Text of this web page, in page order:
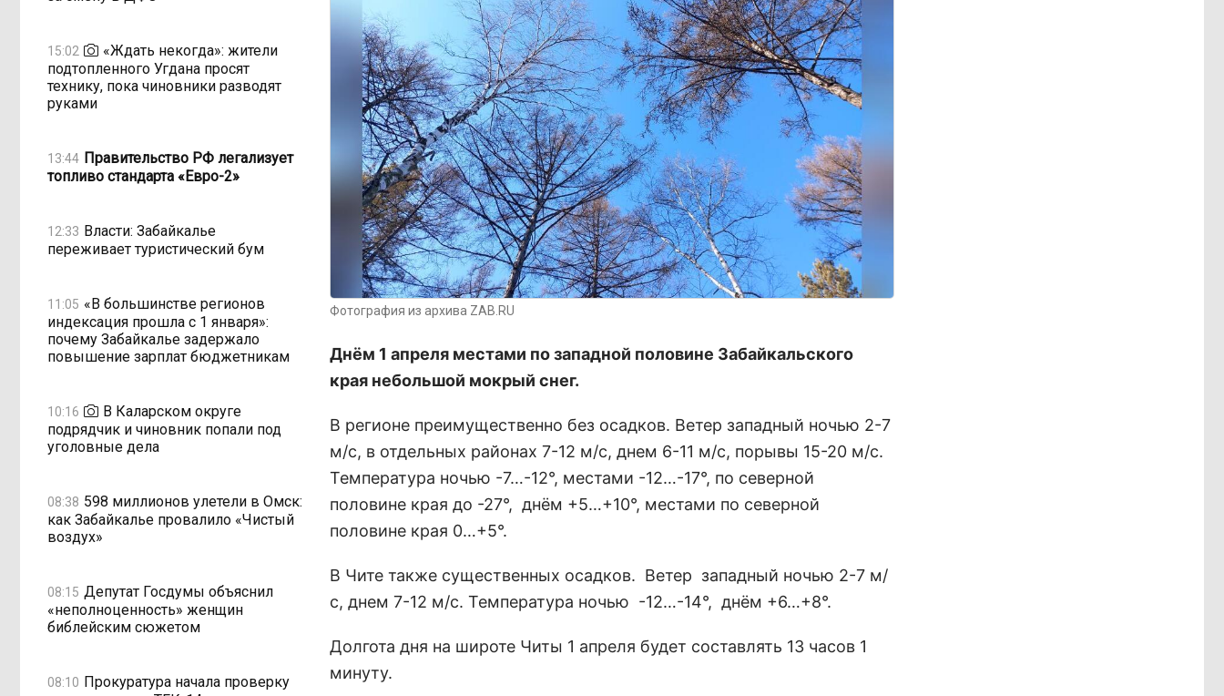
15:02
«Ждать некогда»: жители
подтопленного Угдана просят
технику, пока чиновники разводят
руками
13:44 Правительство РФ легализует
топливо стандарта «Евро-2»
12:33 Власти: Забайкалье
переживает туристический бум
11:05 «В большинстве регионов
индексация прошла с 1 января»:
почему Забайкалье задержало
повышение зарплат бюджетникам
10:16
В Каларском округе
подрядчик и чиновник попали под
уголовные дела
08:38 598 миллионов улетели в Омск:
как Забайкалье провалило «Чистый
воздух»
08:15 Депутат Госдумы объяснил
«неполноценность» женщин
библейским сюжетом
08:10 Прокуратура начала проверку
Фотография из архива ZAB.RU
Днём 1 апреля местами по западной половине Забайкальского
края небольшой мокрый снег.
В регионе преимущественно без осадков. Ветер западный ночью 2-7
м/с, в отдельных районах 7-12 м/с, днем 6-11 м/с, порывы 15-20 м/с.
Температура ночью -7…-12°, местами -12…-17°, по северной
половине края до -27°, днём +5…+10°, местами по северной
половине края 0…+5°.
В Чите также существенных осадков. Ветер западный ночью 2-7 м/
с, днем 7-12 м/с. Температура ночью -12…-14°, днём +6…+8°.
Долгота дня на широте Читы 1 апреля будет составлять 13 часов 1
минуту.